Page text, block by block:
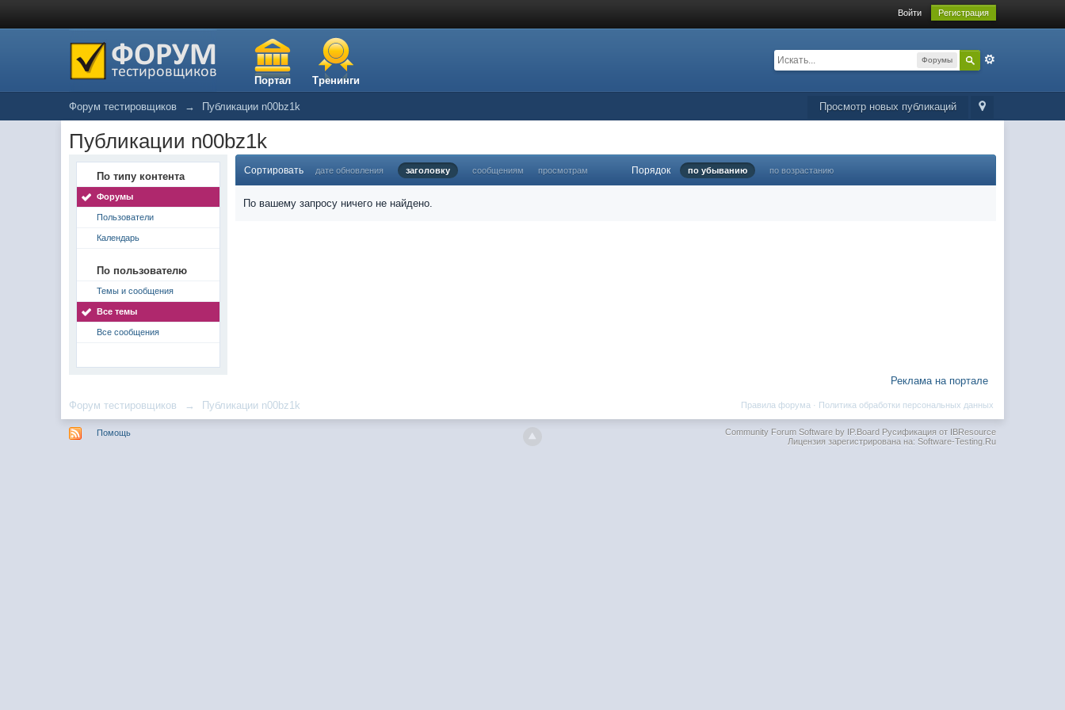
Войти Регистрация
Портал Тренинги
Форумы
Просмотр новых публикаций
Форум тестировщиков → Публикации n00bz1k
Публикации n00bz1k
По типу контента
Форумы
Пользователи
Календарь
По пользователю
Темы и сообщения
Все темы
Все сообщения
Сортировать дате обновления заголовку сообщениям просмотрам Порядок по убыванию по возрастанию
По вашему запросу ничего не найдено.
Реклама на портале
Форум тестировщиков → Публикации n00bz1k Политика обработки персональных данных
Правила форума ·
Помощь Community Forum Software by IP.BoardРусификация от IBResource
Лицензия зарегистрирована на: Software-Testing.Ru